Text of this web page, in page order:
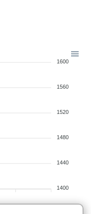
1600
1560
1520
1480
1440
1400